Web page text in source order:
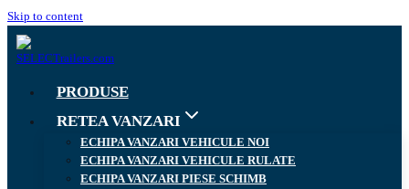
Skip to content
PRODUSE
RETEA VANZARI
ECHIPA VANZARI VEHICULE NOI
ECHIPA VANZARI VEHICULE RULATE
ECHIPA VANZARI PIESE SCHIMB